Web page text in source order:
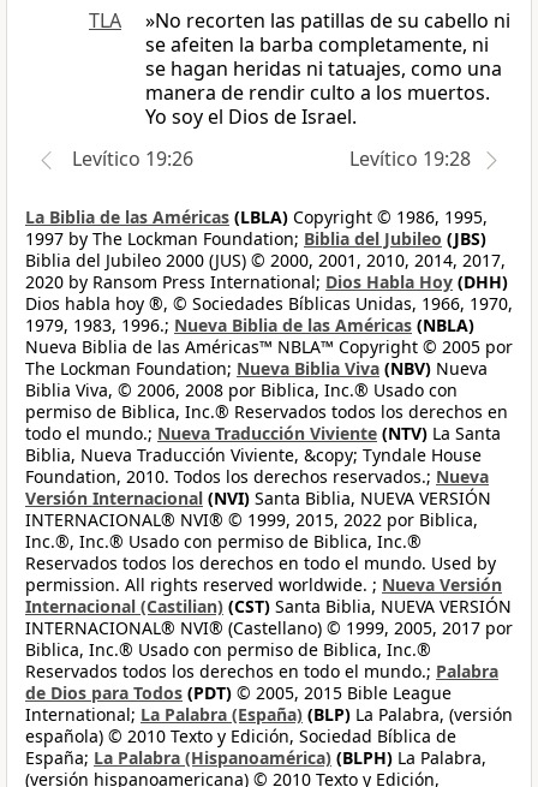
TLA
»No recorten las patillas de su cabello ni
se afeiten la barba completamente, ni
se hagan heridas ni tatuajes, como una
manera de rendir culto a los muertos.
Yo soy el Dios de Israel.
Levítico 19:26
Levítico 19:28
La Biblia de las Américas (LBLA) Copyright © 1986, 1995,
1997 by The Lockman Foundation; Biblia del Jubileo (JBS)
Biblia del Jubileo 2000 (JUS) © 2000, 2001, 2010, 2014, 2017,
2020 by Ransom Press International; Dios Habla Hoy (DHH)
Dios habla hoy ®, © Sociedades Bíblicas Unidas, 1966, 1970,
1979, 1983, 1996.; Nueva Biblia de las Américas (NBLA)
Nueva Biblia de las Américas™ NBLA™ Copyright © 2005 por
The Lockman Foundation; Nueva Biblia Viva (NBV) Nueva
Biblia Viva, © 2006, 2008 por Biblica, Inc.® Usado con
permiso de Biblica, Inc.® Reservados todos los derechos en
todo el mundo.; Nueva Traducción Viviente (NTV) La Santa
Biblia, Nueva Traducción Viviente, &copy; Tyndale House
Foundation, 2010. Todos los derechos reservados.; Nueva
Versión Internacional (NVI) Santa Biblia, NUEVA VERSIÓN
INTERNACIONAL® NVI® © 1999, 2015, 2022 por Biblica,
Inc.®, Inc.® Usado con permiso de Biblica, Inc.®
Reservados todos los derechos en todo el mundo. Used by
permission. All rights reserved worldwide. ; Nueva Versión
Internacional (Castilian) (CST) Santa Biblia, NUEVA VERSIÓN
INTERNACIONAL® NVI® (Castellano) © 1999, 2005, 2017 por
Biblica, Inc.® Usado con permiso de Biblica, Inc.®
Reservados todos los derechos en todo el mundo.; Palabra
de Dios para Todos (PDT) © 2005, 2015 Bible League
International; La Palabra (España) (BLP) La Palabra, (versión
española) © 2010 Texto y Edición, Sociedad Bíblica de
España; La Palabra (Hispanoamérica) (BLPH) La Palabra,
(versión hispanoamericana) © 2010 Texto y Edición,